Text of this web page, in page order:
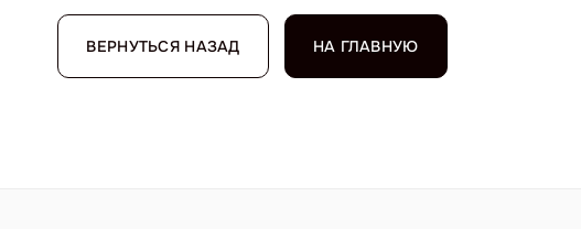
ВЕРНУТЬСЯ НАЗАД НА ГЛАВНУЮ